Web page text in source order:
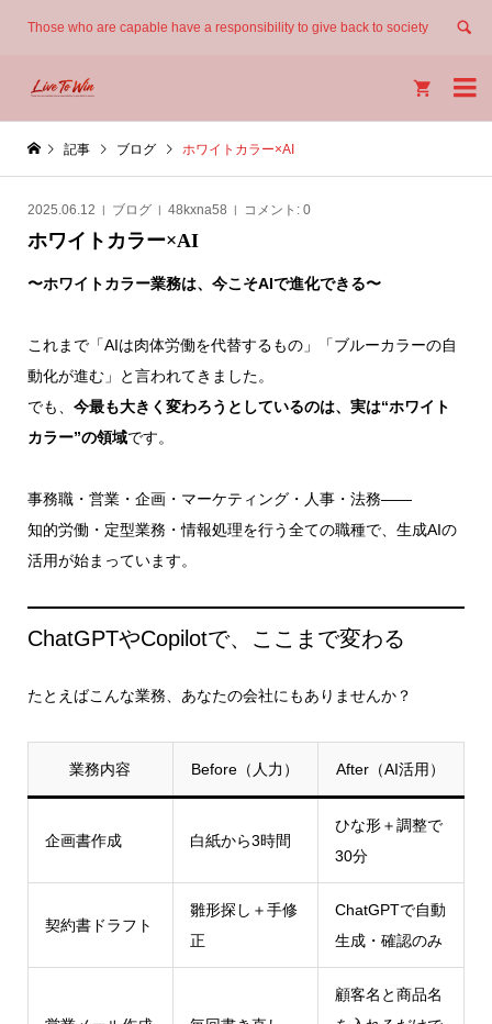
Those who are capable have a responsibility to give back to society


記事 ブログ ホワイトカラー×AI
2025.06.12 ブログ 48kxna58 コメント: 0
ホワイトカラー×AI
〜ホワイトカラー業務は、今こそAIで進化できる〜
これまで「AIは肉体労働を代替するもの」「ブルーカラーの自
動化が進む」と言われてきました。
でも、 今最も大きく変わろうとしているのは、実は“ホワイト
カラー”の領域です。
事務職・営業・企画・マーケティング・人事・法務――
知的労働・定型業務・情報処理を行う全ての職種で、生成AIの
活用が始まっています。
ChatGPTやCopilotで、ここまで変わる
たとえばこんな業務、あなたの会社にもありませんか？
業務内容 Before（人力） After（AI活用）
企画書作成 白紙から3時間
ひな形＋調整で
30分
契約書ドラフト
雛形探し＋手修
正
ChatGPTで自動
生成・確認のみ
顧客名と商品名